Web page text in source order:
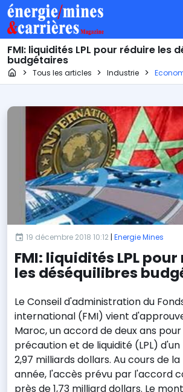
FMI: liquidités LPL pour réduire les
budgétaires
Page d'accueil
Tous les articles Industrie
19 décembre 2018 10:12 Energie Mines
FMI: liquidités LPL
les déséquilibres
Le Conseil d'administration du
international (FMI) vient
Maroc, un accord de deux ans
précaution et de liquidité (LPL)
2,97 milliards dollars. Au cours de
année, l'accès prévu par l'accord
près de 1,73 milliard dollars. Le